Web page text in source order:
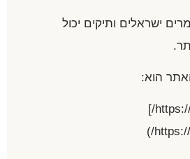
ישראלים ותיקים יכול
הוא:
[https://www.haflanet.co.il/]